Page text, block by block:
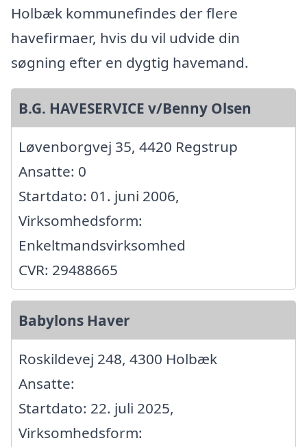
Holbæk kommunefindes der flere
havefirmaer, hvis du vil udvide din
søgning efter en dygtig havemand.
B.G. HAVESERVICE v/Benny Olsen
Løvenborgvej 35, 4420 Regstrup
Ansatte: 0
Startdato: 01. juni 2006,
Virksomhedsform:
Enkeltmandsvirksomhed
CVR: 29488665
Babylons Haver
Roskildevej 248, 4300 Holbæk
Ansatte:
Startdato: 22. juli 2025,
Virksomhedsform: